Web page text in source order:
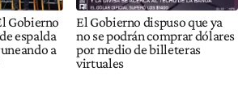
Gobierno
espalda
a
El Gobierno dispuso que ya
no se podrán comprar dólares
por medio de billeteras
virtuales